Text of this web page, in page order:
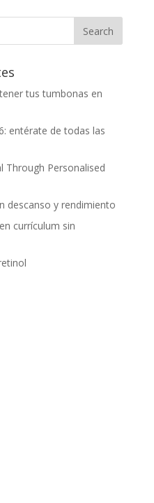
tus tumbonas en
entérate de todas las
Through Personalised
descanso y rendimiento
currículum sin